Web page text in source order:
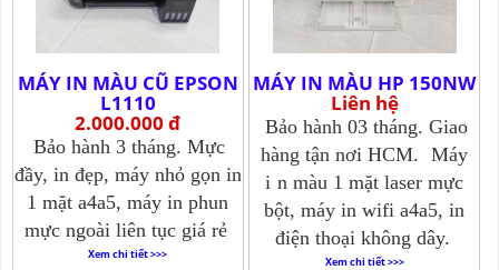
MÁY IN MÀU CŨ EPSON
L1110
2.000.000 đ
Bảo hành 3 tháng. Mực
đầy, in đẹp, máy nhỏ gọn in
1 mặt a4a5, máy in phun
mực ngoài liên tục giá rẻ
Xem chi tiết >>>
MÁY IN MÀU HP 150NW
Liên hệ
Bảo hành 03 tháng. Giao
hàng tận nơi HCM.
Máy
i n màu 1 mặt laser mực
bột, máy in wifi a4a5, in
điện thoại không dây.
Xem chi tiết >>>